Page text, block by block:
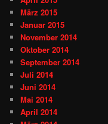
März 2015
Januar 2015
November 2014
Oktober 2014
September 2014
Juli 2014
Juni 2014
Mai 2014
April 2014